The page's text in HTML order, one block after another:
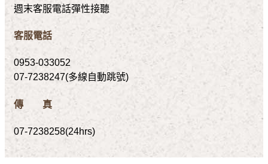
週末客服電話彈性接聽
客服電話
0953-033052
07-7238247(多線自動跳號)
傳 真
07-7238258(24hrs)